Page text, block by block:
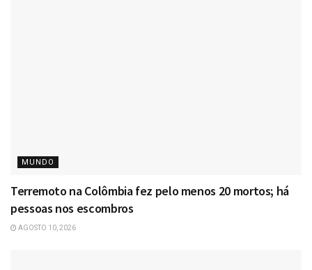
MUNDO
Terremoto na Colômbia fez pelo menos 20 mortos; há
pessoas nos escombros
AGOSTO 10, 2026